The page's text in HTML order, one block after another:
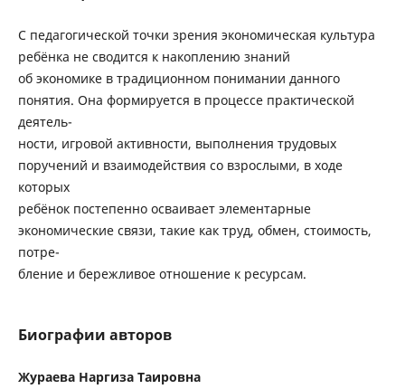
С педагогической точки зрения экономическая культура
ребёнка не сводится к накоплению знаний
об экономике в традиционном понимании данного
понятия. Она формируется в процессе практической
деятель-
ности, игровой активности, выполнения трудовых
поручений и взаимодействия со взрослыми, в ходе
которых
ребёнок постепенно осваивает элементарные
экономические связи, такие как труд, обмен, стоимость,
потре-
бление и бережливое отношение к ресурсам.
Биографии авторов
Жураева Наргиза Таировна